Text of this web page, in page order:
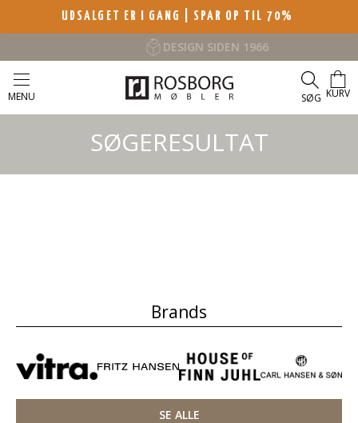
UDSALGET ER I GANG | SPAR OP TIL 70%
DESIGN SIDEN 1966
MENU SØG KURV
SØGERESULTAT
Brands
SE ALLE